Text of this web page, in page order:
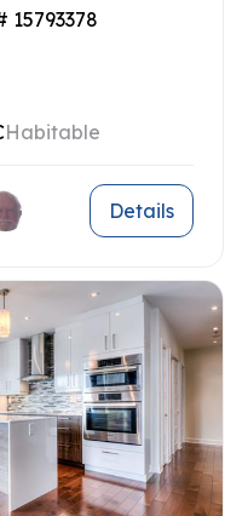
15793378
Habitable
Details